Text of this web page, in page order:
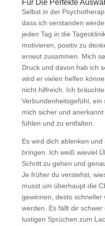
Für Die Perfekte
Selbst in der
dass ich verstanden
jeden Tag in die
motivieren, positiv zu
erneut zusammen. Mich
Druck und davon hab ich
wird er vielen helfen
nicht hilfreich. Ich
Verbundenheitsgefühl, ein
mich sicher und
fühlen und zu entfalten.
Es wird dich ablenken
bringen. Ich weiß wieviel
Schritt zu gehen und
Je früher du verstehst,
musst um überhaupt die
gewinnen, desto schneller
werden. Es fällt dir
lustigen Sprüchen zum